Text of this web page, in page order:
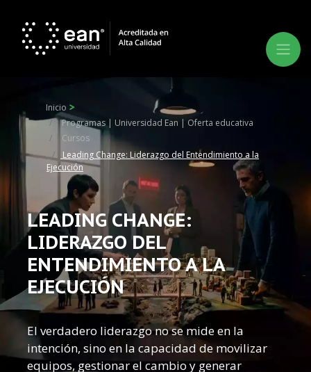
Inicio
Programas | Universidad Ean | Oferta educativa
Cursos
Leading Change: Liderazgo del Entendimiento a la
Ejecución
LEADING CHANGE:
LIDERAZGO DEL
ENTENDIMIENTO A LA
EJECUCIÓN
El verdadero liderazgo no se mide en la
intención, sino en la capacidad de movilizar
equipos, gestionar el cambio y generar